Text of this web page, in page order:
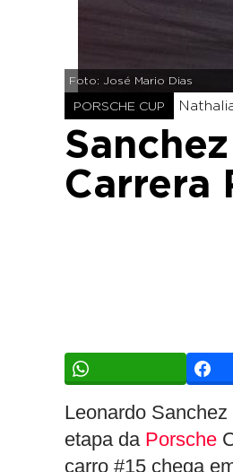
Foto: José Mario Dias
PORSCHE CUP
Carrera
Leonardo
etapa da Porsche
carro #15 chega